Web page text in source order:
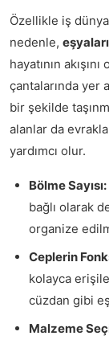
Özellikle iş
nedenle,
hayatının
çantalarında yer
bir şekilde
alanlar da
yardımcı olur.
Bölme Sayısı:
bağlı olarak
organize
Ceplerin
kolayca
cüzdan gibi
Malzeme